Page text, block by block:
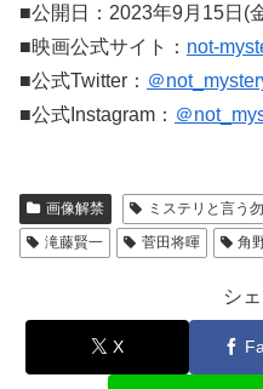
■公開日：2023年9月15日(
■映画公式サイト： not-
■公式Twitter： ＠
■公式Instagram： ＠
画像解禁 ミステリと言う
滝藤賢一
菅田将暉 角
シ
X